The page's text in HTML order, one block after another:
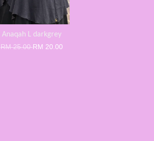
Anaqah L darkgrey
RM 25.00RM 20.00